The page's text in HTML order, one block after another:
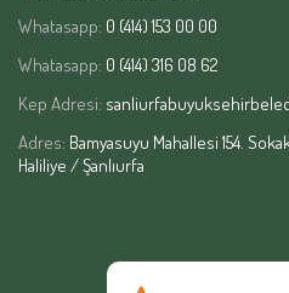
Whatasapp: 0 (414) 153 00 00
Whatasapp: 0 (414) 316 08 62
Kep Adresi:
Adres: Bamyasuyu Mahallesi 154.
Haliliye / Şanlıurfa